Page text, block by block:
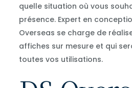
quelle situation où vous
présence. Expert en
Overseas se charge de
affiches sur mesure et qui
toutes vos utilisations.